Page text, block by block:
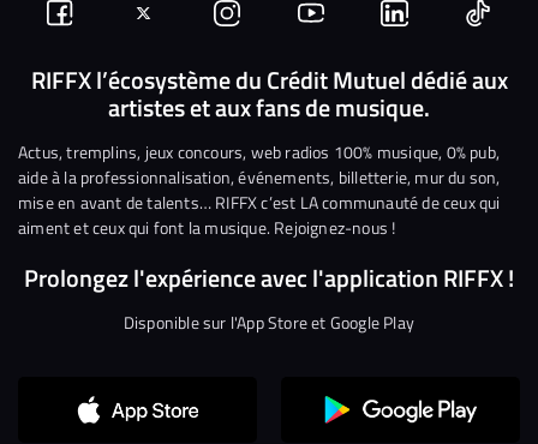
Suivez-
nous
Facebook
Suivez-
nous
sur
Twitter
Nous
rejoindre
sur
Instagram
Nous
rejoindre
sur
YouTube
Nous
rejoindre
sur
Linkedin
Nous
RIFFX l’écosystème du Crédit Mutuel dédié aux
artistes et aux fans de musique.
Actus, tremplins, jeux concours, web radios 100% musique, 0% pub,
aide à la professionnalisation, événements, billetterie, mur du son,
mise en avant de talents… RIFFX c’est LA communauté de ceux qui
aiment et ceux qui font la musique. Rejoignez-nous !
Prolongez l'expérience avec l'application RIFFX !
Disponible sur l'App Store et Google Play